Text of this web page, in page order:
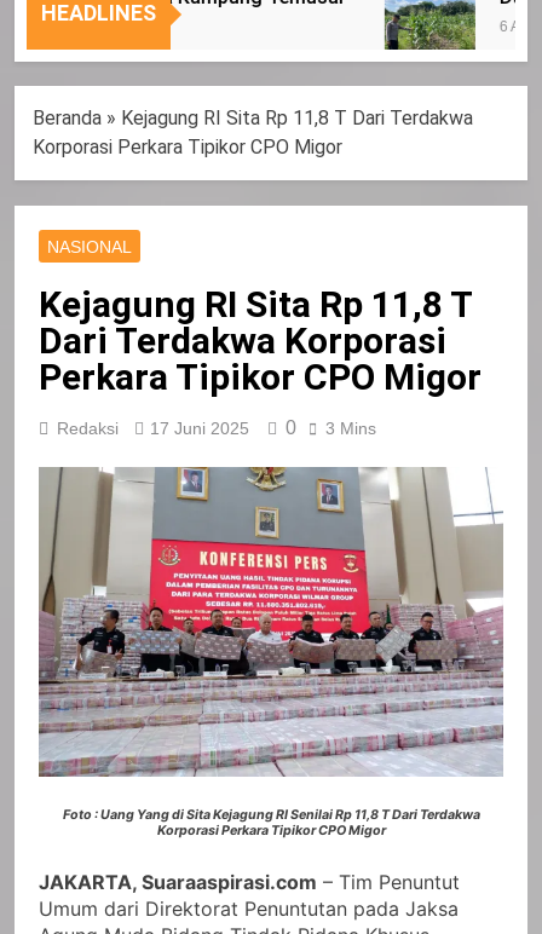
Sasaran
HEADLINES
6 Agustus 2026
Beranda » Kejagung RI Sita Rp 11,8 T Dari Terdakwa
Korporasi Perkara Tipikor CPO Migor
NASIONAL
Kejagung RI Sita Rp 11,8 T
Dari Terdakwa Korporasi
Perkara Tipikor CPO Migor
Redaksi 17 Juni 2025 0 3 Mins
Foto : Uang Yang di Sita Kejagung RI Senilai Rp 11,8 T Dari Terdakwa
Korporasi Perkara Tipikor CPO Migor
JAKARTA, Suaraaspirasi.com – Tim Penuntut
Umum dari Direktorat Penuntutan pada Jaksa